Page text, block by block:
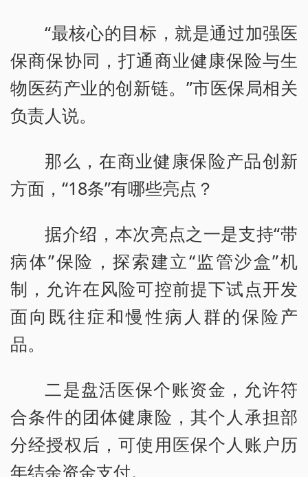
“最核心的目标，就是通过加强医
保商保协同，打通商业健康保险与生
物医药产业的创新链。”市医保局相关
负责人说。
那么，在商业健康保险产品创新
方面，“18条”有哪些亮点？
据介绍，本次亮点之一是支持“带
病体”保险，探索建立“监管沙盒”机
制，允许在风险可控前提下试点开发
面向既往症和慢性病人群的保险产
品。
二是盘活医保个账资金，允许符
合条件的团体健康险，其个人承担部
分经授权后，可使用医保个人账户历
年结余资金支付。